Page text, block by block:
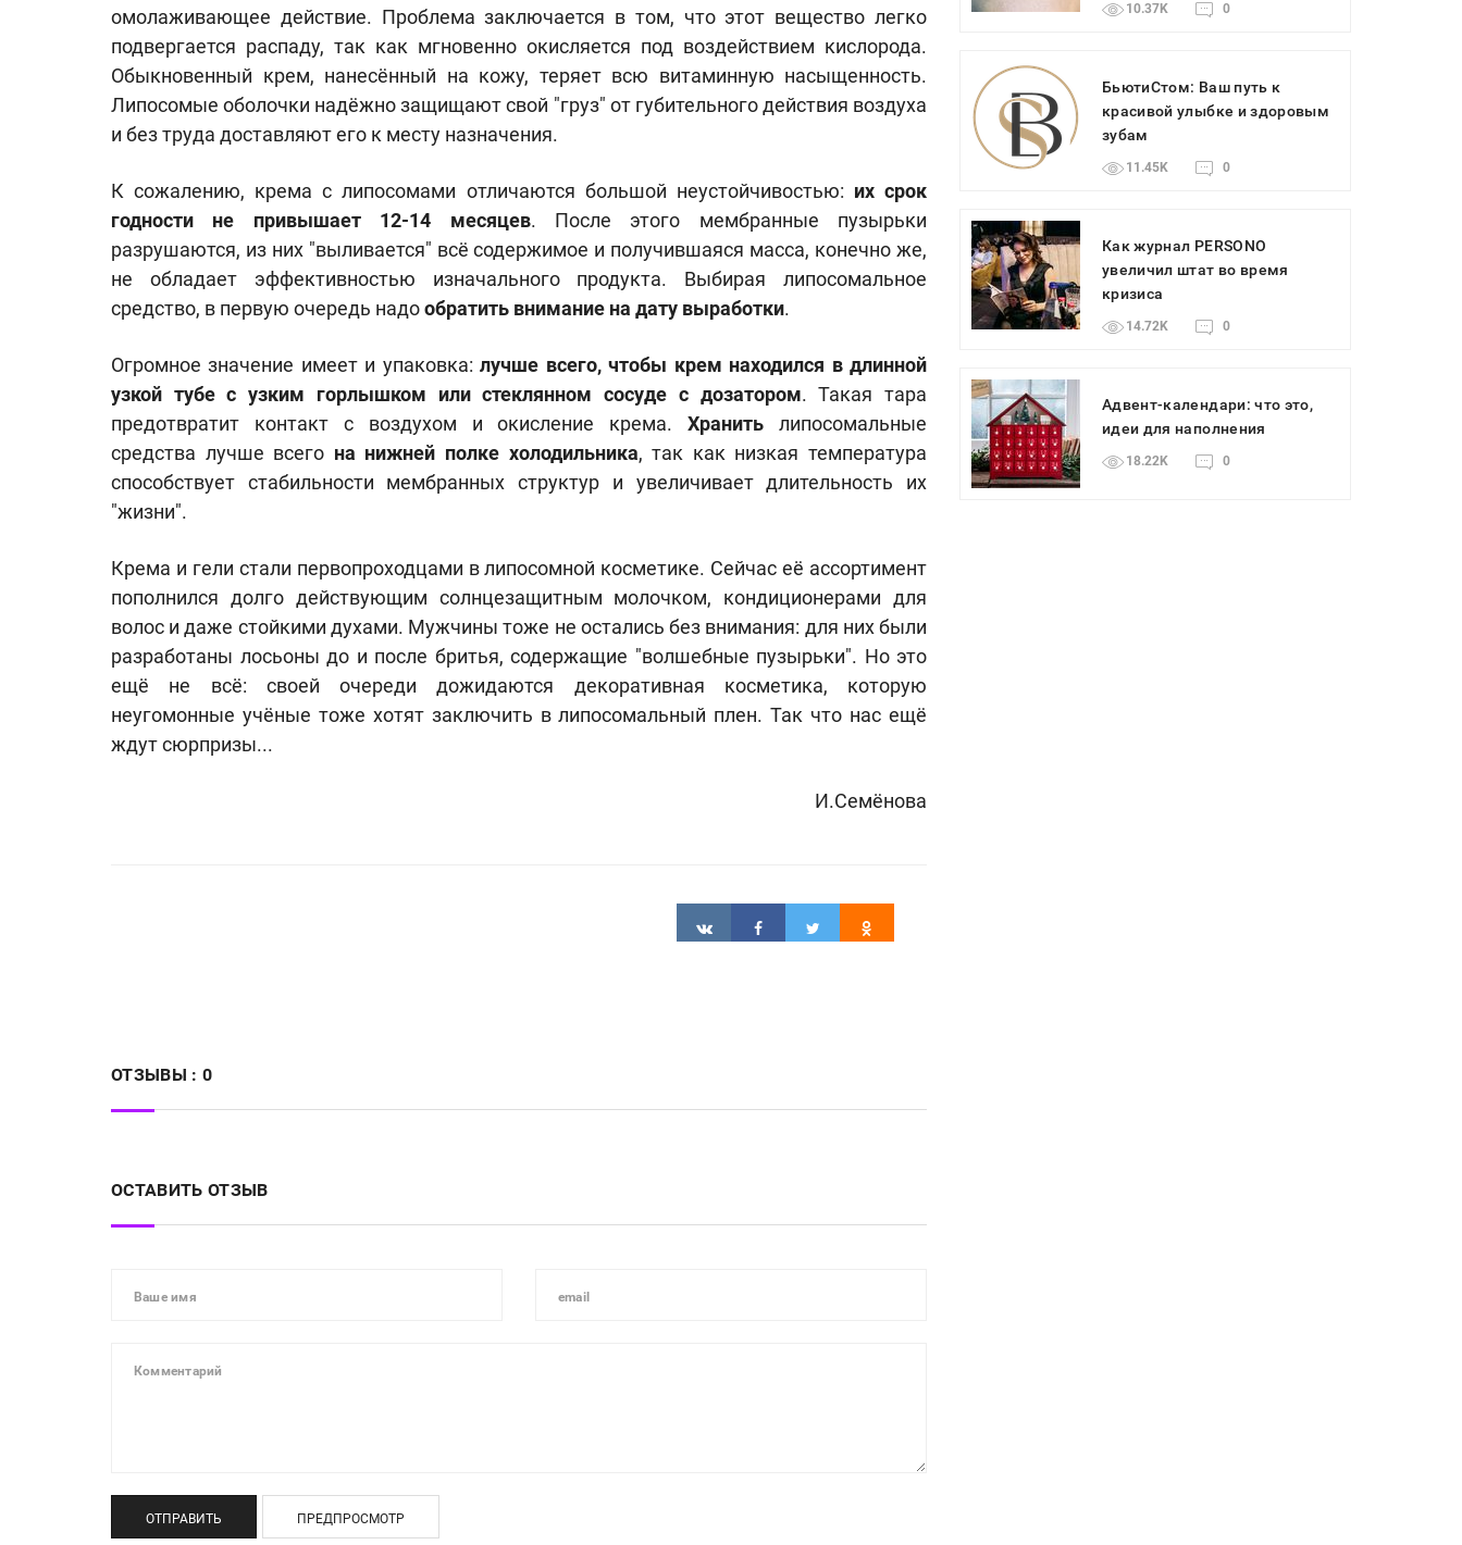
омолаживающее действие. Проблема заключается в том, что этот вещество легко
подвергается распаду, так как мгновенно окисляется под воздействием кислорода.
Обыкновенный крем, нанесённый на кожу, теряет всю витаминную насыщенность.
Липосомые оболочки надёжно защищают свой "груз" от губительного действия воздуха
и без труда доставляют его к месту назначения.
К сожалению, крема с липосомами отличаются большой неустойчивостью: их срок
годности не привышает 12-14 месяцев. После этого мембранные пузырьки
разрушаются, из них "выливается" всё содержимое и получившаяся масса, конечно же,
не обладает эффективностью изначального продукта. Выбирая липосомальное
средство, в первую очередь надообратить внимание на дату выработки.
Огромное значение имеет и упаковка:лучше всего, чтобы крем находился в длинной
узкой тубе с узким горлышком или стеклянном сосуде с дозатором. Такая тара
предотвратит контакт с воздухом и окисление крема.Хранить липосомальные
средства лучше всего на нижней полке холодильника, так как низкая температура
способствует стабильности мембранных структур и увеличивает длительность их
"жизни".
Крема и гели стали первопроходцами в липосомной косметике. Сейчас её ассортимент
пополнился долго действующим солнцезащитным молочком, кондиционерами для
волос и даже стойкими духами. Мужчины тоже не остались без внимания: для них были
разработаны лосьоны до и после бритья, содержащие "волшебные пузырьки". Но это
ещё не всё: своей очереди дожидаются декоративная косметика, которую
неугомонные учёные тоже хотят заключить в липосомальный плен. Так что нас ещё
ждут сюрпризы...
И.Семёнова
ОТЗЫВЫ : 0
ОСТАВИТЬ ОТЗЫВ
ОТПРАВИТЬ ПРЕДПРОСМОТР
10.37K 0
БьютиСтом: Ваш путь к
красивой улыбке и здоровым
зубам
11.45K 0
Как журнал PERSONO
увеличил штат во время
кризиса
14.72K 0
Адвент-календари: что это,
идеи для наполнения
18.22K 0